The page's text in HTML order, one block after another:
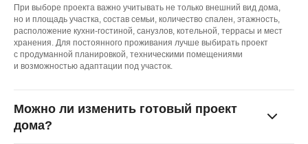
При выборе проекта важно учитывать не только внешний вид дома,
но и площадь участка, состав семьи, количество спален, этажность,
расположение кухни-гостиной, санузлов, котельной, террасы и мест
хранения. Для постоянного проживания лучше выбирать проект
с продуманной планировкой, техническими помещениями
и возможностью адаптации под участок.
Можно ли изменить готовый проект
дома?
Написать директору
Есть жалоба или предложение?